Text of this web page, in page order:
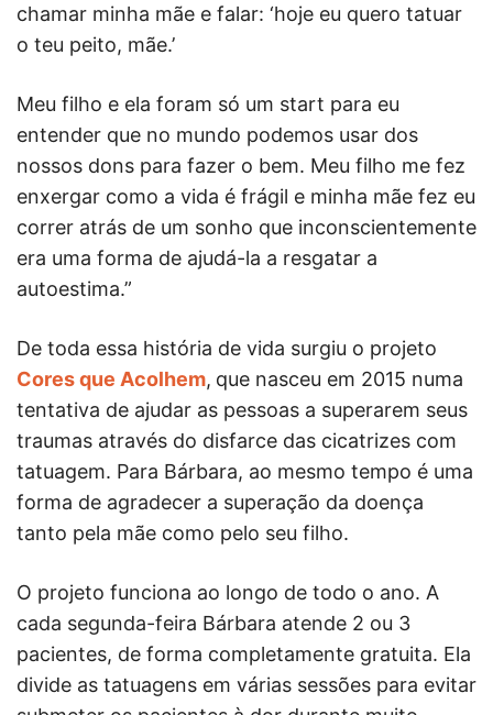
chamar minha mãe e falar: ‘hoje eu quero tatuar
o teu peito, mãe.’
Meu filho e ela foram só um start para eu
entender que no mundo podemos usar dos
nossos dons para fazer o bem. Meu filho me fez
enxergar como a vida é frágil e minha mãe fez eu
correr atrás de um sonho que inconscientemente
era uma forma de ajudá-la a resgatar a
autoestima.”
De toda essa história de vida surgiu o projeto
Cores que Acolhem, que nasceu em 2015 numa
tentativa de ajudar as pessoas a superarem seus
traumas através do disfarce das cicatrizes com
tatuagem. Para Bárbara, ao mesmo tempo é uma
forma de agradecer a superação da doença
tanto pela mãe como pelo seu filho.
O projeto funciona ao longo de todo o ano. A
cada segunda-feira Bárbara atende 2 ou 3
pacientes, de forma completamente gratuita. Ela
divide as tatuagens em várias sessões para evitar